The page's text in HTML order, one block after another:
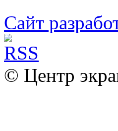
Сайт
© Центр